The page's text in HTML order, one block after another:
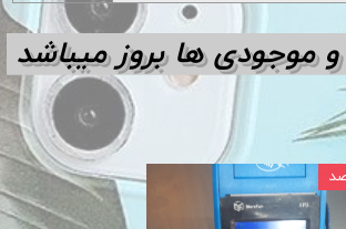
موجودی ها بروز میباشد